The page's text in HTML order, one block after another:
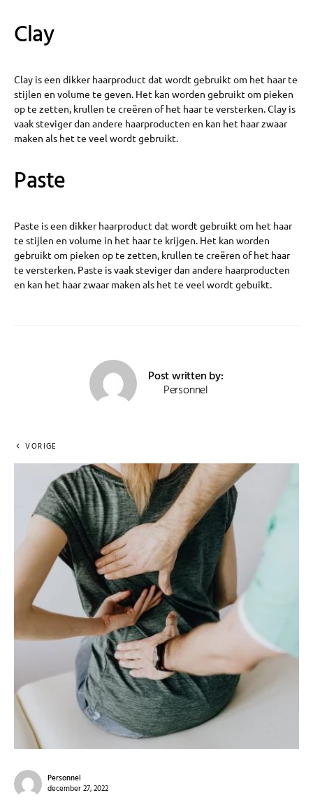
Clay
Clay is een dikker haarproduct dat wordt gebruikt om het haar te
stijlen en volume te geven. Het kan worden gebruikt om pieken
op te zetten, krullen te creëren of het haar te versterken. Clay is
vaak steviger dan andere haarproducten en kan het haar zwaar
maken als het te veel wordt gebruikt.
Paste
Paste is een dikker haarproduct dat wordt gebruikt om het haar
te stijlen en volume in het haar te krijgen. Het kan worden
gebruikt om pieken op te zetten, krullen te creëren of het haar
te versterken. Paste is vaak steviger dan andere haarproducten
en kan het haar zwaar maken als het te veel wordt gebuikt.
Post written by:
Personnel
VORIGE
Personnel
december 27, 2022